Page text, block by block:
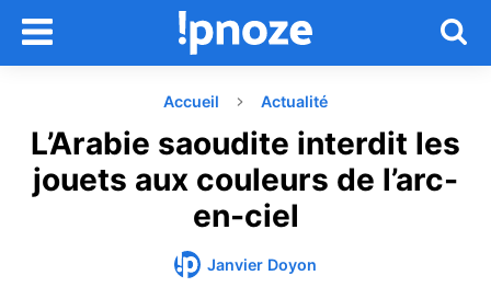
Accueil Actualité
L’Arabie saoudite interdit les
jouets aux couleurs de l’arc-
en-ciel
Janvier Doyon